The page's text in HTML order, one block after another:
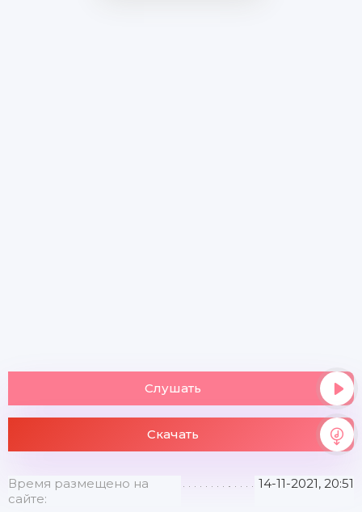
Слушать
Скачать
Время размещено на
сайте:
14-11-2021, 20:51